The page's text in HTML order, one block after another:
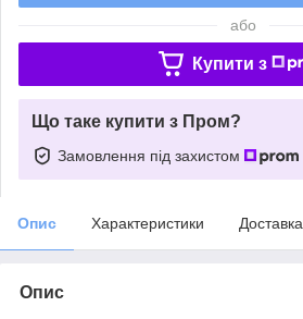
або
Купити з
Що таке купити з Пром?
Замовлення під захистом
Опис Характеристики Доставка
Опис